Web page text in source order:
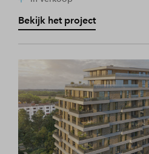
Bekijk het project